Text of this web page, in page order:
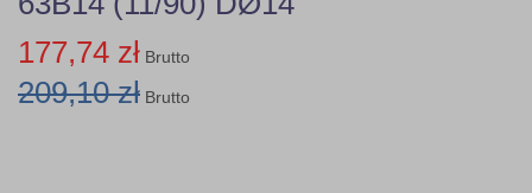
177,74 zł Brutto
209,10 zł Brutto